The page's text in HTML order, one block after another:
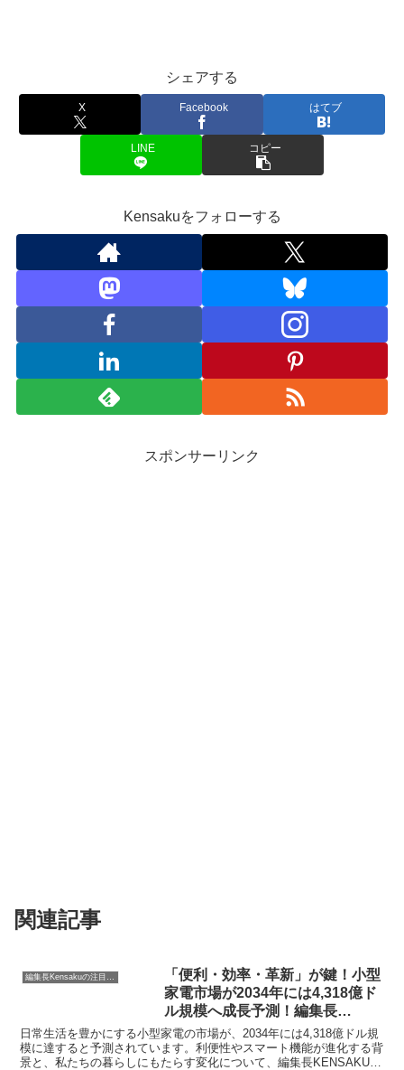
シェアする
X Facebook はてブ
LINE コピー
Kensakuをフォローする
スポンサーリンク
関連記事
編集長Kensakuの注目ネタ
「便利・効率・革新」が鍵！小型
家電市場が2034年には4,318億ド
ル規模へ成長予測！編集長
KENSAKUの注目レポート
日常生活を豊かにする小型家電の市場が、2034年には4,318億ドル規
模に達すると予測されています。利便性やスマート機能が進化する背
景と、私たちの暮らしにもたらす変化について、編集長KENSAKUが